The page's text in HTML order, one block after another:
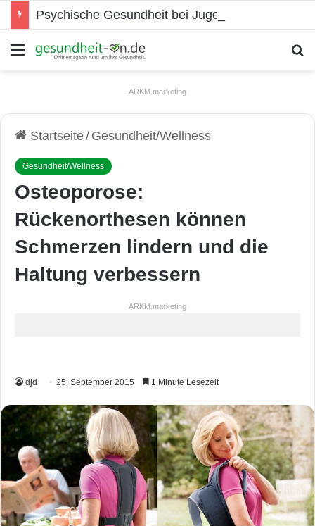
Psychische Gesundheit bei Jugendlichen
Menü
ARKM.marketing
Startseite/ Gesundheit/Wellness
Gesundheit/Wellness
Osteoporose:
Rückenorthesen können
Schmerzen lindern und die
Haltung verbessern
ARKM.marketing
djd 25. September 2015 1 Minute Lesezeit